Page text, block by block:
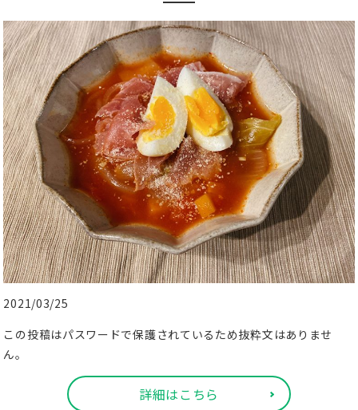
2021/03/25
この投稿はパスワードで保護されているため抜粋文はありませ
ん。
詳細はこちら